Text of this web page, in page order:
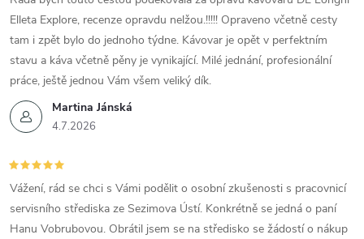
Martina Jánská
4.7.2026
Elleta Explore, recenze opravdu nelžou.!!!!! Opraveno včetně cesty
tam i zpět bylo do jednoho týdne. Kávovar je opět v perfektním
stavu a káva včetně pěny je vynikající. Milé jednání, profesionální
práce, ještě jednou Vám všem veliký dík.
Vážení, rád se chci s Vámi podělit o osobní zkušenosti s pracovnicí
servisního střediska ze Sezimova Ústí. Konkrétně se jedná o paní
Hanu Vobrubovou. Obrátil jsem se na středisko se žádostí o nákup